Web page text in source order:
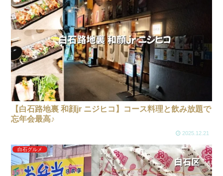
【白石路地裏 和顔jr ニジヒコ】コース料理と飲み放題で
忘年会最高♪
2025.12.21
白石グルメ